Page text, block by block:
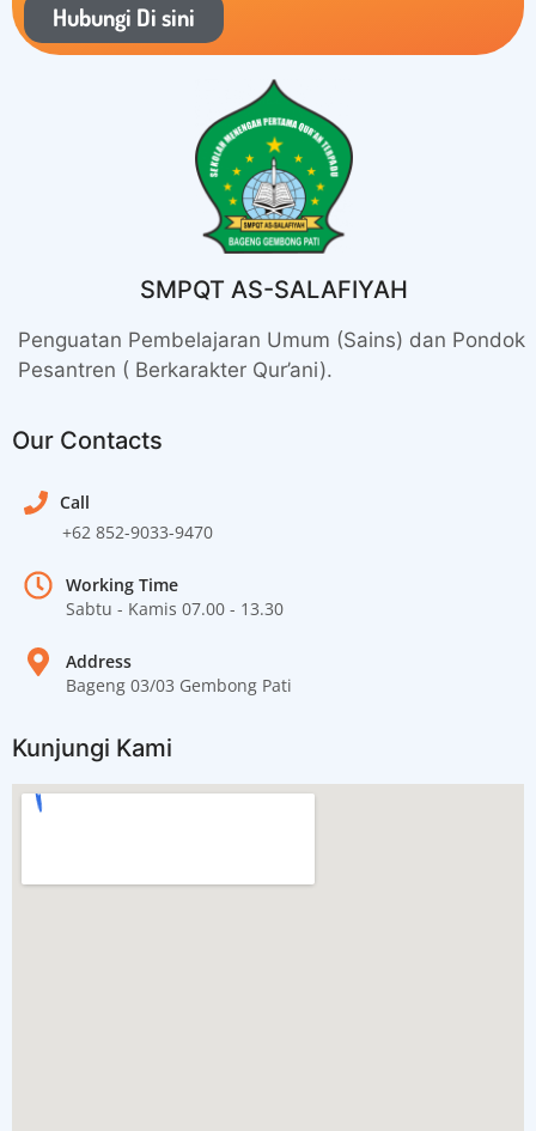
Hubungi Di sini
SMPQT AS-SALAFIYAH
Penguatan Pembelajaran Umum (Sains) dan Pondok
Pesantren ( Berkarakter Qur’ani).
Our Contacts
Call
+62 852-9033-9470
Working Time
Sabtu - Kamis 07.00 - 13.30
Address
Bageng 03/03 Gembong Pati
Kunjungi Kami